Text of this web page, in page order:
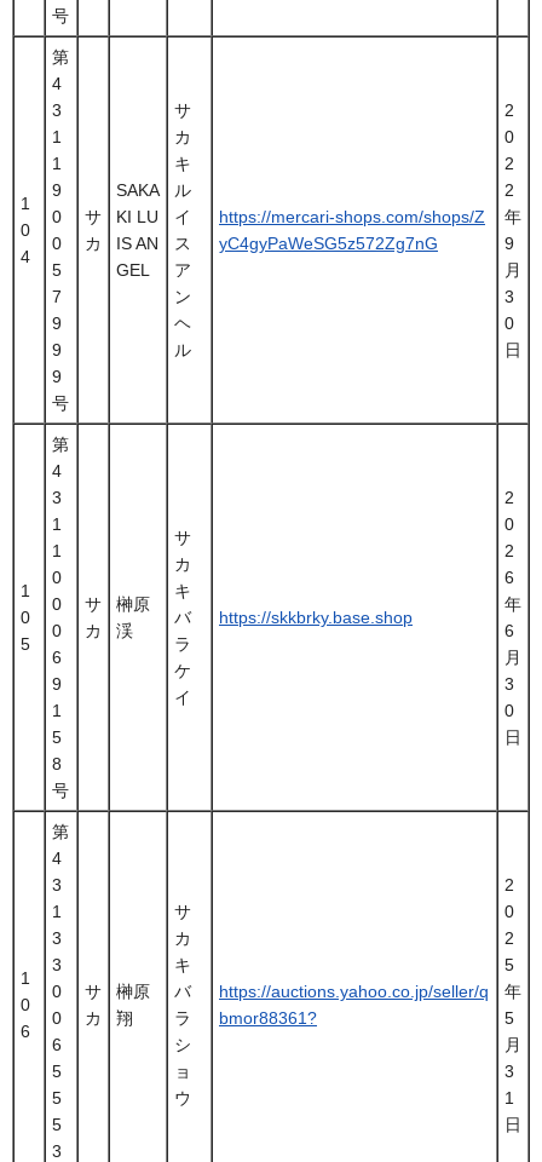
号
1
0
4
第
4
3
1
1
9
0
0
5
7
9
9
9
号
サ
カ
SAKA
KI LU
IS AN
GEL
サ
カ
キ
ル
イ
ス
ア
ン
ヘ
ル
https://mercari-shops.com/shops/Z
yC4gyPaWeSG5z572Zg7nG
2
0
2
2
年
9
月
3
0
日
1
0
5
第
4
3
1
1
0
0
0
6
9
1
5
8
号
サ
カ
榊原
渓
サ
カ
キ
バ
ラ
ケ
イ
https://skkbrky.base.shop
2
0
2
6
年
6
月
3
0
日
1
0
6
第
4
3
1
3
3
0
0
6
5
5
5
3
サ
カ
榊原
翔
サ
カ
キ
バ
ラ
シ
ョ
ウ
https://auctions.yahoo.co.jp/seller/q
bmor88361?
2
0
2
5
年
5
月
3
1
日